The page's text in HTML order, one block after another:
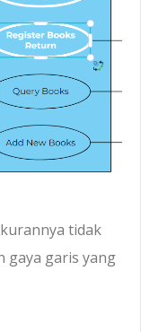
tidak
gaya garis yang